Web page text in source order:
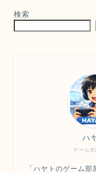
検索
ゲーム大
ハ
「ハヤトのゲーム部